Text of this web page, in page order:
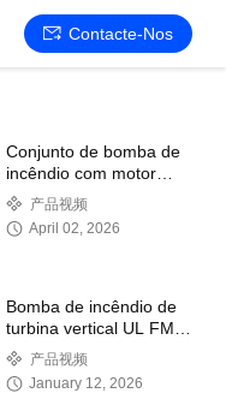
Contacte-Nos
Conjunto de bomba de
incêndio com motor
diesel UL/FM 3000GPM
com caixa dividida |
Certificado NFPA20
产品视频
April 02, 2026
Bomba de incêndio de
turbina vertical UL FM
5000 GPM
产品视频
January 12, 2026